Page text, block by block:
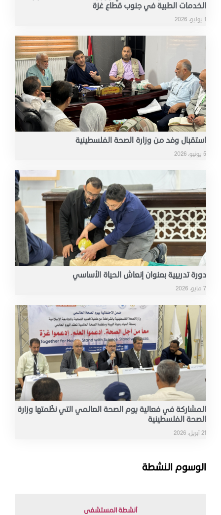
الخدمات الطبية في جنوب قطاع غزة
1 يوليو، 2026
استقبال وفد من وزارة الصحة الفلسطينية
5 يونيو، 2026
دورة تدريبية بعنوان إنعاش الحياة الأساسي
7 مايو، 2026
المشاركة في فعالية يوم الصحة العالمي التي نظّمتها وزارة
الصحة الفلسطينية
21 أبريل، 2026
الوسوم النشطة
أنشطة المستشفى